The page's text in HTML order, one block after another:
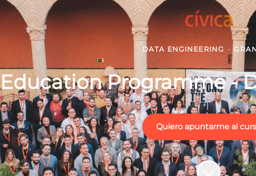
DATA ENGINEERING ·
Education Programme -
Quiero apuntarme al